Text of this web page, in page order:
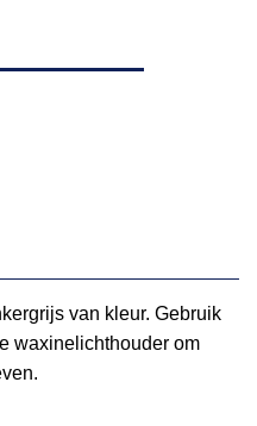
van kleur. Gebruik
waxinelichthouder om